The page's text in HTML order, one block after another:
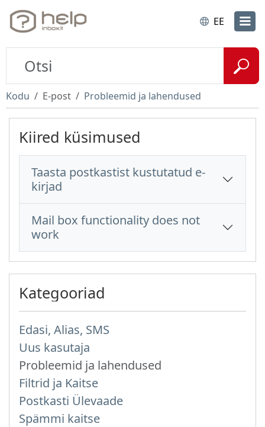
EE
Kodu E-post Probleemid ja lahendused
Kiired küsimused
Taasta postkastist kustutatud e-
kirjad
Mail box functionality does not
work
Kategooriad
Edasi, Alias, SMS
Uus kasutaja
Probleemid ja lahendused
Filtrid ja Kaitse
Postkasti Ülevaade
Spämmi kaitse